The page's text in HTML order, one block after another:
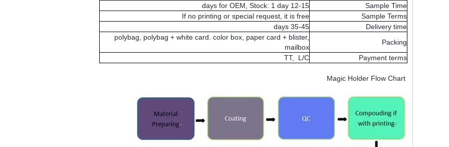
Sample Time
12-15 days for OEM, Stock: 1 day
Sample Terms
If no printing or special request, it is free
Delivery time
35-45 days
Packing
polybag, polybag + white card. color box, paper card + blister,
mailbox
Payment terms
TT, L/C